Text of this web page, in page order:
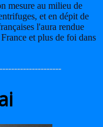
mesure au milieu de
et en dépit de
l'aura rendue
et plus de foi dans